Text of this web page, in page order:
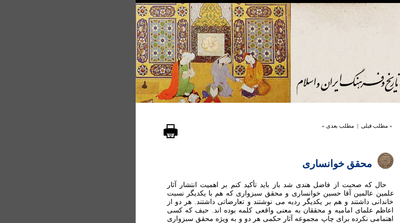
« مطلب قبلی | مطلب بعدی »
محقق خوانساری
حال که صحبت از فاضل هندی شد باز باید تأکید کنم بر اهمیت انتشار آثار
علمین عالمین آقا حسین خوانساری و محقق سبزواری که هم با یکدیگر نسبت
خاندانی داشتند و هم بر یکدیگر ردیه می نوشتند و تعارضاتی داشتند. هر دو از
اعاظم علمای امامیه و محققان به معنی واقعی کلمه بوده اند. حیف که کسی
اهتمامی نکرده برای چاپ مجموعه آثار حکمی هر دو و به ویژه محقق سبزواری